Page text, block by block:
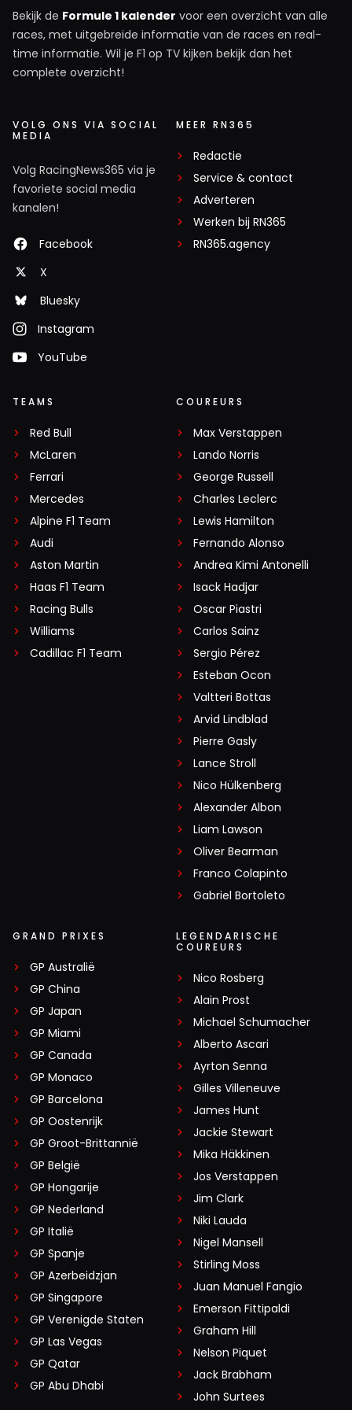
van het padje. En dat van het padje is niet van vandaag of
gister. Beste vent verder hoor, maar ik hoop dat de dokter
een pilletje voor hem heeft die die plaat voor zn kop kan
laten wegsmelten. (Zou niet meevallen! lol)
Meepraten? Dat kan! Je hoeft je alleen maar aan te
melden met een RN365-account.
AANMELDEN
Bekijk de Formule 1 kalender voor een overzicht van alle
races, met uitgebreide informatie van de races en real-
time informatie. Wil je F1 op TV kijken bekijk dan het
complete overzicht!
VOLG ONS VIA SOCIAL
MEDIA
Volg RacingNews365 via je
favoriete social media
kanalen!
Facebook
X
Bluesky
Instagram
YouTube
MEER RN365
Redactie
Service & contact
Adverteren
Werken bij RN365
RN365.agency
TEAMS
Red Bull
McLaren
Ferrari
Mercedes
Alpine F1 Team
Audi
Aston Martin
Haas F1 Team
Racing Bulls
Williams
Cadillac F1 Team
COUREURS
Max Verstappen
Lando Norris
George Russell
Charles Leclerc
Lewis Hamilton
Fernando Alonso
Andrea Kimi Antonelli
Isack Hadjar
Oscar Piastri
Carlos Sainz
Sergio Pérez
Esteban Ocon
Valtteri Bottas
Arvid Lindblad
Pierre Gasly
Lance Stroll
Nico Hülkenberg
Alexander Albon
Liam Lawson
Oliver Bearman
Franco Colapinto
Gabriel Bortoleto
GRAND PRIXES
GP Australië
GP China
GP Japan
GP Miami
GP Canada
GP Monaco
GP Barcelona
GP Oostenrijk
GP Groot-Brittannië
GP België
GP Hongarije
GP Nederland
GP Italië
GP Spanje
GP Azerbeidzjan
GP Singapore
GP Verenigde Staten
GP Las Vegas
GP Qatar
GP Abu Dhabi
LEGENDARISCHE
COUREURS
Nico Rosberg
Alain Prost
Michael Schumacher
Alberto Ascari
Ayrton Senna
Gilles Villeneuve
James Hunt
Jackie Stewart
Mika Häkkinen
Jos Verstappen
Jim Clark
Niki Lauda
Nigel Mansell
Stirling Moss
Juan Manuel Fangio
Emerson Fittipaldi
Graham Hill
Nelson Piquet
Jack Brabham
John Surtees